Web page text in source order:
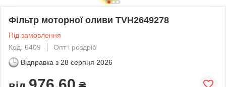
Фільтр моторної оливи TVH2649278
Під замовлення
Код: 6409
Опт і роздріб
Відправка з 28 серпня 2026